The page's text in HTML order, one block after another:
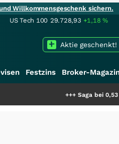
Willkommensgeschenk sichern.
US Tech 100 29.728,93 +1,18%
Aktie geschenkt!
Festzins Broker-
Saga bei 0,53 CAD: